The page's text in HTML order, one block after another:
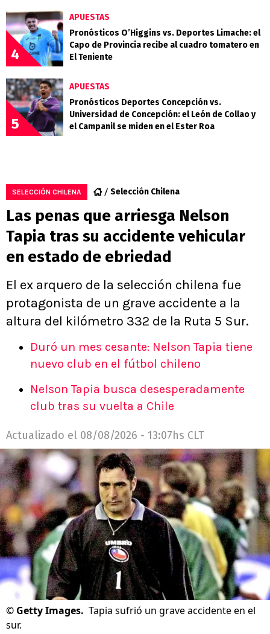
4
APUESTAS
Pronósticos O’Higgins vs. Deportes Limache: el
Capo de Provincia recibe al cuadro tomatero en
El Teniente
5
APUESTAS
Pronósticos Deportes Concepción vs.
Universidad de Concepción: el León de Collao y
el Campanil se miden en el Ester Roa
SELECCIÓN CHILENA Selección Chilena
Las penas que arriesga Nelson
Tapia tras su accidente vehicular
en estado de ebriedad
El ex arquero de la selección chilena fue
protagonista de un grave accidente a la
altura del kilómetro 332 de la Ruta 5 Sur.
Duró un mes cesante: Nelson Tapia tiene
nuevo club en el fútbol chileno
Nelson Tapia busca desesperadamente
club tras su vuelta a Chile
Actualizado el 08/08/2026 - 13:07hs CLT
© Getty Images. Tapia sufrió un grave accidente en el
sur.